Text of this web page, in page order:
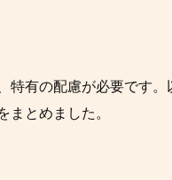
特有の配慮が必要です
まとめました。